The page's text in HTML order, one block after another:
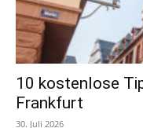
10 kostenlose
Frankfurt
30. Juli 2026